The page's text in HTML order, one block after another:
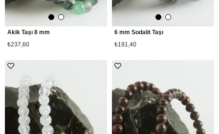
Akik Taşı 8 mm
₺237,60
6 mm Sodalit Taşı
₺191,40